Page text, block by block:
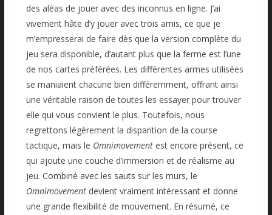
des aléas de jouer avec des inconnus en ligne. J’ai
vivement hâte d’y jouer avec trois amis, ce que je
m’empresserai de faire dès que la version complète du
jeu sera disponible, d’autant plus que la ferme est l’une
de nos cartes préférées. Les différentes armes utilisées
se maniaient chacune bien différemment, offrant ainsi
une véritable raison de toutes les essayer pour trouver
elle qui vous convient le plus. Toutefois, nous
regrettons légèrement la disparition de la course
tactique, mais le Omnimovementest encore présent, ce
qui ajoute une couche d’immersion et de réalisme au
jeu. Combiné avec les sauts sur les murs, le
Omnimovementdevient vraiment intéressant et donne
une grande flexibilité de mouvement. En résumé, ce